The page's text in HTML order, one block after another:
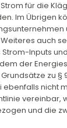
für die
Im Übrigen
auch
Inputs
der
zu §
ebenfalls nicht
vereinbar,
und die